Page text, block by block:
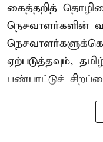
கைத்தறித்
நெசவாளர்களின்
ஏற்படுத்தவும்,
பண்பாட்டுச்